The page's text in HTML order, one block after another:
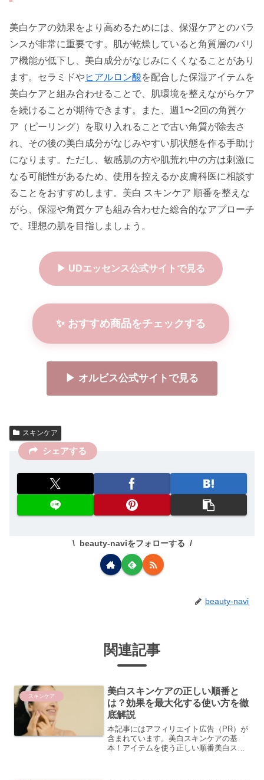
美白ケアの効果をより高めるためには、保湿ケアとのバラ
ンスが非常に重要です。肌が乾燥していると角質層のバリ
ア機能が低下し、美白成分がなじみにくくなることがあり
ます。セラミドやヒアルロン酸を配合した保湿アイテムを
美白ケアと組み合わせることで、肌環境を整えながらケア
を続けることが期待できます。また、週1〜2回の角質ケ
ア（ピーリング）を取り入れることで古い角質が除去さ
れ、その後の美白成分がなじみやすい肌状態を作る手助け
になります。ただし、敏感肌の方や肌荒れ中の方は刺激に
なる可能性があるため、使用を控えるか皮膚科医に相談す
ることをおすすめします。美白 スキンケア 順番を整えな
がら、保湿や角質ケアも組み合わせた総合的なアプローチ
で、理想の肌を目指しましょう。
▶ UDエッセンス公式サイトで見る
✨ おすすめ商品をチェックする
▶ オルビス公式サイトで見る
スキンケア
シェアする
beauty-naviをフォローする
beauty-navi
関連記事
スキンケア
美白スキンケアの正しい順番と
は？効果を最大化する使い方を徹
底解説
本記事にはアフィリエイト広告（PR）が
含まれています。美白スキンケアの基
本！アイテムを使う正しい順番美白スキ